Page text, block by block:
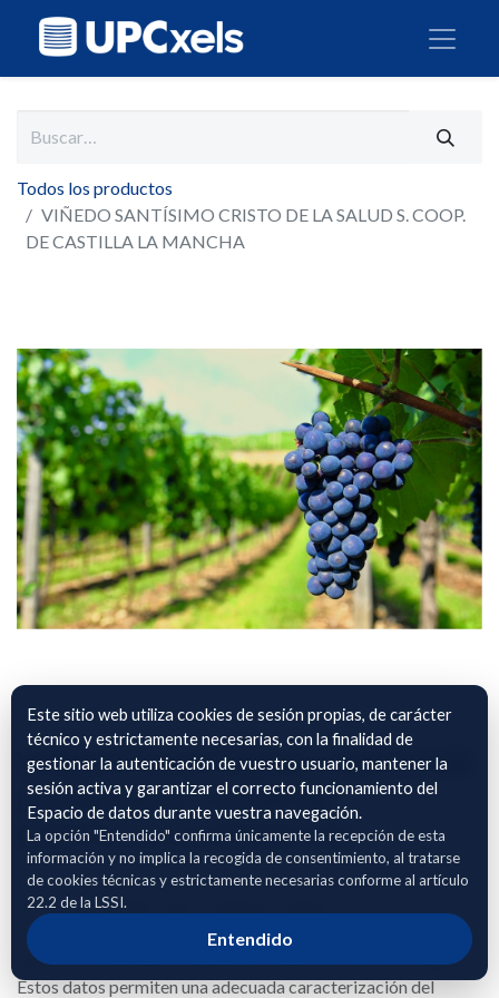
Todos los productos
VIÑEDO SANTÍSIMO CRISTO DE LA SALUD S. COOP.
DE CASTILLA LA MANCHA
VIÑEDO SANTÍSIMO CRISTO DE
LA SALUD S. COOP. DE
CASTILLA LA MANCHA
El archivo adjunto incluye información detallada de parcelas
de viñedo, identificadas mediante polígono, parcela y recinto
según SIGPAC, junto con su localización geográfica,
superficie cultivada y régimen de tenencia (secano o regadío).
Estos datos permiten una adecuada caracterización del
Este sitio web utiliza cookies de sesión propias, de carácter
técnico y estrictamente necesarias, con la finalidad de
gestionar la autenticación de vuestro usuario, mantener la
sesión activa y garantizar el correcto funcionamiento del
Espacio de datos durante vuestra navegación.
La opción "Entendido" confirma únicamente la recepción de esta
información y no implica la recogida de consentimiento, al tratarse
de cookies técnicas y estrictamente necesarias conforme al artículo
22.2 de la LSSI.
Entendido